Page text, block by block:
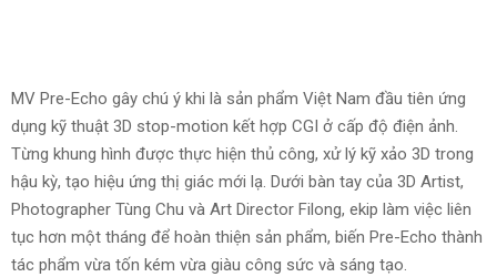
MV Pre-Echo gây chú ý khi là sản phẩm Việt Nam đầu tiên ứng
dụng kỹ thuật 3D stop-motion kết hợp CGI ở cấp độ điện ảnh.
Từng khung hình được thực hiện thủ công, xử lý kỹ xảo 3D trong
hậu kỳ, tạo hiệu ứng thị giác mới lạ. Dưới bàn tay của 3D Artist,
Photographer Tùng Chu và Art Director Filong, ekip làm việc liên
tục hơn một tháng để hoàn thiện sản phẩm, biến Pre-Echo thành
tác phẩm vừa tốn kém vừa giàu công sức và sáng tạo.